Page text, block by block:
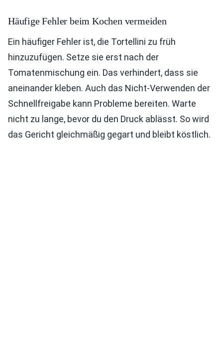
Häufige Fehler beim Kochen vermeiden
Ein häufiger Fehler ist, die Tortellini zu früh
hinzuzufügen. Setze sie erst nach der
Tomatenmischung ein. Das verhindert, dass sie
aneinander kleben. Auch das Nicht-Verwenden der
Schnellfreigabe kann Probleme bereiten. Warte
nicht zu lange, bevor du den Druck ablässt. So wird
das Gericht gleichmäßig gegart und bleibt köstlich.